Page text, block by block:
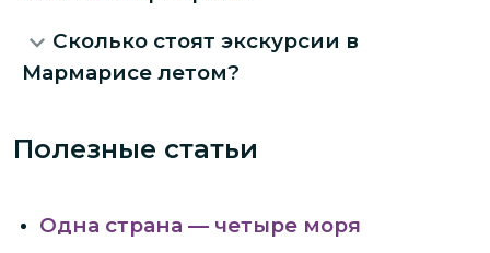
Сколько стоят экскурсии в
Мармарисе летом?
Полезные статьи
Одна страна — четыре моря